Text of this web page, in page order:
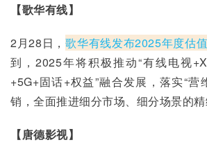
【歌华有线】
2月28日，歌华有线发布2025年度估
到，2025年将积极推动“有线电视
+5G+固话+权益”融合发展，落实“营
销，全面推进细分市场、细分场景的精
【唐德影视】